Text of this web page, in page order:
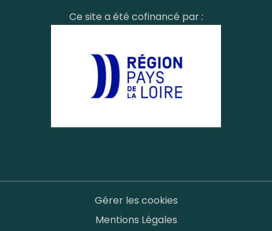
Ce site a été cofinancé par :
Gérer les cookies
Mentions Légales